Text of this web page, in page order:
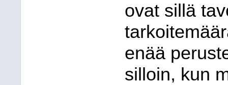
ovat sillä
enää
silloin, kun